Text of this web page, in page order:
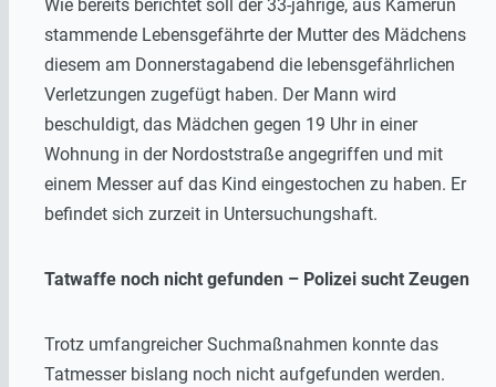
Wie bereits berichtet soll der 33-jährige, aus Kamerun
stammende Lebensgefährte der Mutter des Mädchens
diesem am Donnerstagabend die lebensgefährlichen
Verletzungen zugefügt haben. Der Mann wird
beschuldigt, das Mädchen gegen 19 Uhr in einer
Wohnung in der Nordoststraße angegriffen und mit
einem Messer auf das Kind eingestochen zu haben. Er
befindet sich zurzeit in Untersuchungshaft.
Tatwaffe noch nicht gefunden – Polizei sucht Zeugen
Trotz umfangreicher Suchmaßnahmen konnte das
Tatmesser bislang noch nicht aufgefunden werden.